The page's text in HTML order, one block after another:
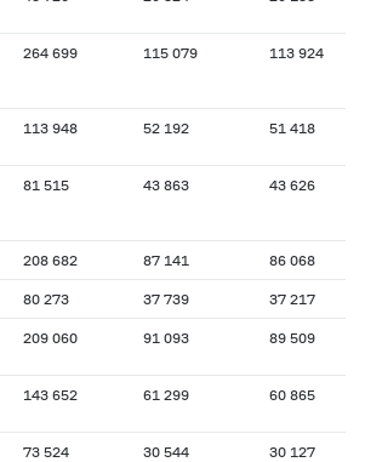
264 699 115 079 113 924
113 948 52 192 51 418
81 515 43 863 43 626
208 682 87 141 86 068
80 273 37 739 37 217
209 060 91 093 89 509
143 652 61 299 60 865
73 524 30 544 30 127